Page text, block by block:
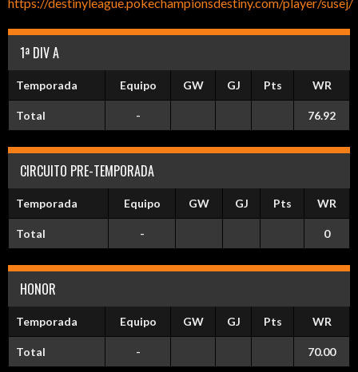
1ª DIV A
Temporada Equipo GW GJ Pts WR
Total - 76.92
CIRCUITO PRE-TEMPORADA
Temporada Equipo GW GJ Pts WR
Total - 0
HONOR
Temporada Equipo GW GJ Pts WR
Total - 70.00